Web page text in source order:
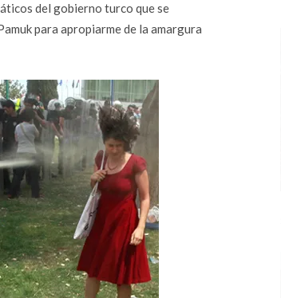
del gobierno turco que se
para apropiarme de la amargura